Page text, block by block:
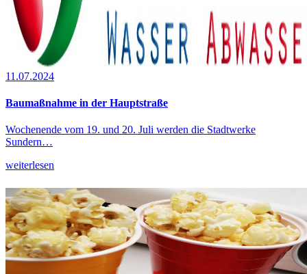
11.07.2024
Baumaßnahme in der Hauptstraße
Wochenende vom 19. und 20. Juli werden die Stadtwerke
Sundern…
weiterlesen